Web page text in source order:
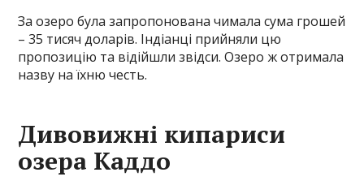
За озеро була запропонована чимала сума грошей
– 35 тисяч доларів. Індіанці прийняли цю
пропозицію та відійшли звідси. Озеро ж отримала
назву на їхню честь.
Дивовижні кипариси
озера Каддо